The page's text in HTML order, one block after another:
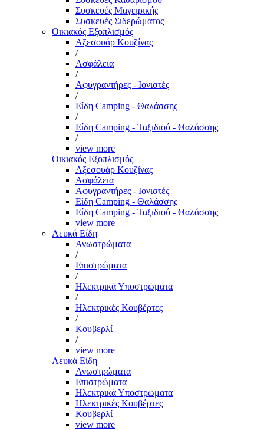
Συσκευές Μαγειρικής
Συσκευές Σιδερώματος
Οικιακός Εξοπλισμός
Αξεσουάρ Κουζίνας
/
Ασφάλεια
/
Αφυγραντήρες - Ιονιστές
/
Είδη Camping - Θαλάσσης
/
Είδη Camping - Ταξιδιού - Θαλάσσης
/
view more
Οικιακός Εξοπλισμός
Αξεσουάρ Κουζίνας
Ασφάλεια
Αφυγραντήρες - Ιονιστές
Είδη Camping - Θαλάσσης
Είδη Camping - Ταξιδιού - Θαλάσσης
view more
Λευκά Είδη
Ανωστρώματα
/
Επιστρώματα
/
Ηλεκτρικά Υποστρώματα
/
Ηλεκτρικές Κουβέρτες
/
Κουβερλί
/
view more
Λευκά Είδη
Ανωστρώματα
Επιστρώματα
Ηλεκτρικά Υποστρώματα
Ηλεκτρικές Κουβέρτες
Κουβερλί
view more